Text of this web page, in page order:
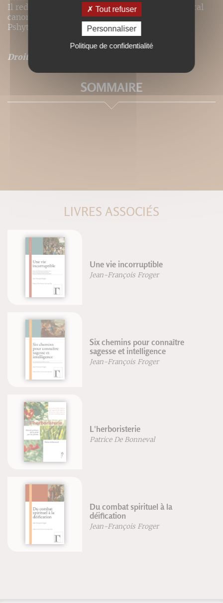
Il redonne surtout sa vraie place au texte oriental
canonique des quatre Evangiles en araméen dit
Pshytta.
Droits de traduction disponibles pour ce titre
SOMMAIRE
LIVRES ASSOCIÉS
Une vie incorruptible
Jean-François Froger
Six chemins pour connaître
sagesse et intelligence
Jean-François Froger
L'herboristerie
Patrice De Bonneval
Du combat spirituel à la
déification
Jean-François Froger
Tout refuser
Personnaliser
Politique de confidentialité